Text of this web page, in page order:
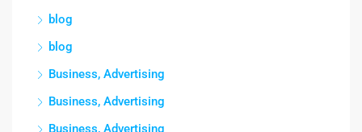
blog
blog
Business, Advertising
Business, Advertising
Business, Advertising